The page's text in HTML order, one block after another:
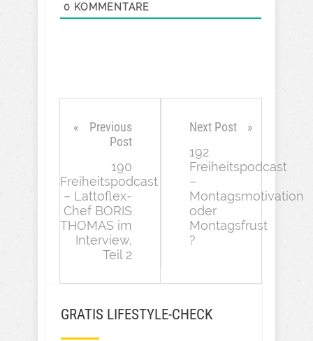
0 KOMMENTARE
Previous
Post
190
Freiheitspodcast
– Lattoflex-
Chef BORIS
THOMAS im
Interview,
Teil 2
Next Post
192
Freiheitspodcast
–
Montagsmotivation
oder
Montagsfrust
?
GRATIS LIFESTYLE-CHECK